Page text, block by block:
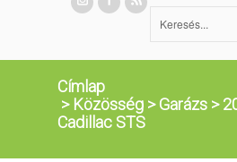
Címlap
> Közösség >Garázs >
Cadillac STS